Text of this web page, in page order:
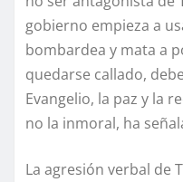
gobierno empieza a
bombardea y mata a
quedarse callado,
Evangelio, la paz y la
no la inmoral, ha
La agresión verbal de